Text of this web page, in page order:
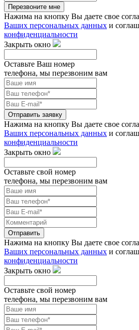
Перезвоните мне
Нажима на кнопку Вы даете свое
Ваших персональных данных и
конфиденциальности
Закрыть окно
Оставьте Ваш номер
телефона, мы перезвоним вам
Отправить заявку
Нажима на кнопку Вы даете свое
Ваших персональных данных и
конфиденциальности
Закрыть окно
Оставьте свой номер
телефона, мы перезвоним вам
Отправить
Нажима на кнопку Вы даете свое
Ваших персональных данных и
конфиденциальности
Закрыть окно
Оставьте свой номер
телефона, мы перезвоним вам